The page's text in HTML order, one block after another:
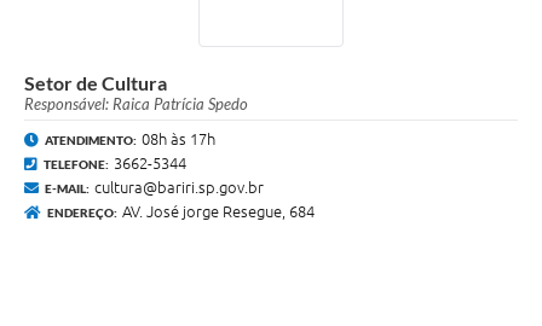
Setor de Cultura
Responsável: Raica Patrícia Spedo
ATENDIMENTO: 08h às 17h
TELEFONE: 3662-5344
E-MAIL: cultura@bariri.sp.gov.br
ENDEREÇO: AV. José jorge Resegue, 684